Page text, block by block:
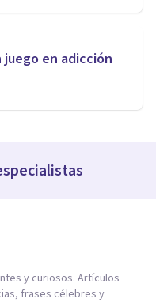
en adicción
y curiosos. Artículos
frases célebres y